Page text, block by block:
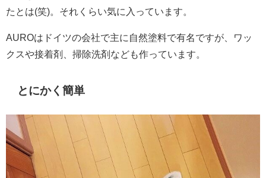
たとは(笑)。それくらい気に入っています。
AUROはドイツの会社で主に自然塗料で有名ですが、ワッ
クスや接着剤、掃除洗剤なども作っています。
とにかく簡単